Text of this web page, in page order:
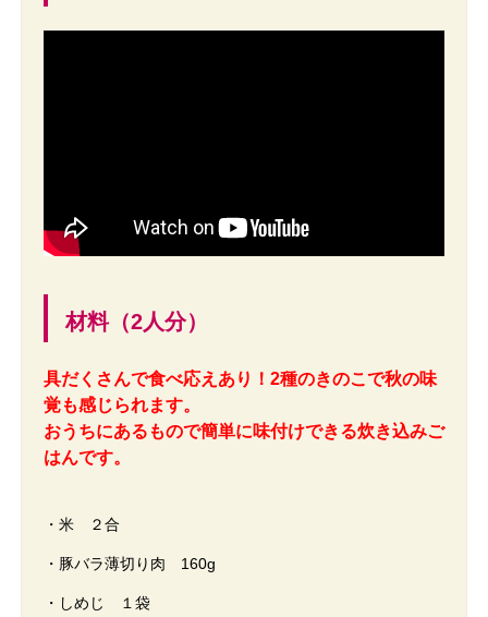
材料（2人分）
具だくさんで食べ応えあり！2種のきのこで秋の味
覚も感じられます。
おうちにあるもので簡単に味付けできる炊き込みご
はんです。
・米 ２合
・豚バラ薄切り肉 160g
・しめじ １袋